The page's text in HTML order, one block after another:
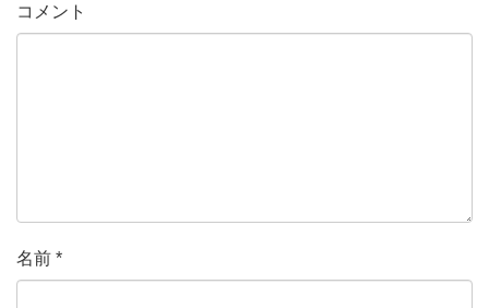
コメント
名前 *